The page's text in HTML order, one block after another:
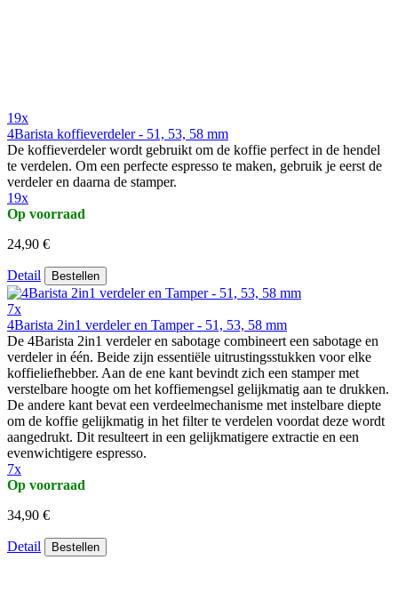
19x
4Barista koffieverdeler - 51, 53, 58 mm
De koffieverdeler wordt gebruikt om de koffie perfect in de hendel
te verdelen. Om een perfecte espresso te maken, gebruik je eerst de
verdeler en daarna de stamper.
19x
Op voorraad
24,90 €
Detail Bestellen
7x
4Barista 2in1 verdeler en Tamper - 51, 53, 58 mm
De 4Barista 2in1 verdeler en sabotage combineert een sabotage en
verdeler in één. Beide zijn essentiële uitrustingsstukken voor elke
koffieliefhebber. Aan de ene kant bevindt zich een stamper met
verstelbare hoogte om het koffiemengsel gelijkmatig aan te drukken.
De andere kant bevat een verdeelmechanisme met instelbare diepte
om de koffie gelijkmatig in het filter te verdelen voordat deze wordt
aangedrukt. Dit resulteert in een gelijkmatigere extractie en een
evenwichtigere espresso.
7x
Op voorraad
34,90 €
Detail Bestellen